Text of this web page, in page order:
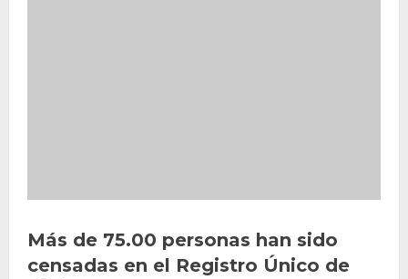
Más de 75.00 personas han sido
censadas en el Registro Único de